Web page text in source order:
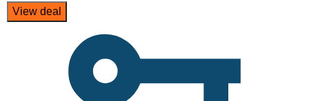
View deal